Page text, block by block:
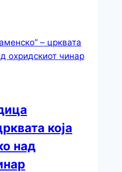
која
над